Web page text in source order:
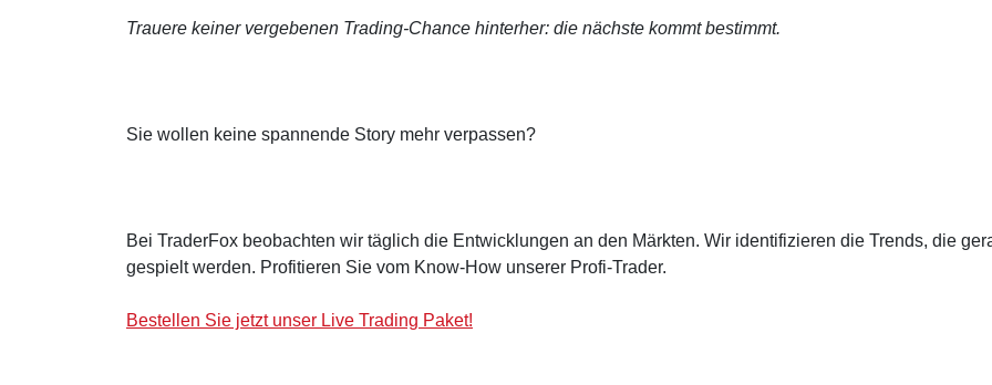
Trauere keiner vergebenen Trading-Chance hinterher: die nächste kommt bestimmt.
Sie wollen keine spannende Story mehr verpassen?
Bei TraderFox beobachten wir täglich die Entwicklungen an den Märkten. Wir identifizieren die Trends, die
gespielt werden. Profitieren Sie vom Know-How unserer Profi-Trader.
Bestellen Sie jetzt unser Live Trading Paket!